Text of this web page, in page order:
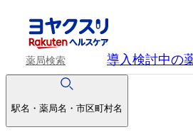
薬局検索 導入検討中の
駅名・薬局名・市区町村名